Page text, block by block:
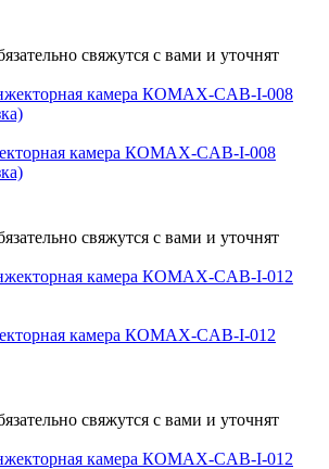
свяжутся с вами и уточнят
камера КОМАХ-CAB-I-008
свяжутся с вами и уточнят
камера КОМАХ-CAB-I-012
свяжутся с вами и уточнят